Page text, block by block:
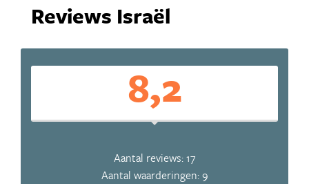
Reviews Israël
8,2
Aantal reviews: 17
Aantal waarderingen: 9